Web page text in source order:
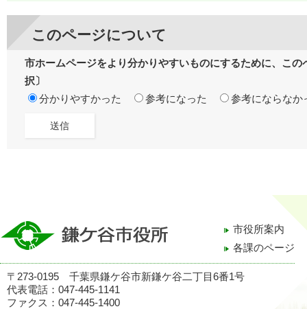
このページについて
市ホームページをより分かりやすいものにするために、こ
択〕
分かりやすかった
参考になった 参考にならなか
市役所案内
各課のページ
〒273-0195 千葉県鎌ケ谷市新鎌ケ谷二丁目6番1号
代表電話：047-445-1141
ファクス：047-445-1400